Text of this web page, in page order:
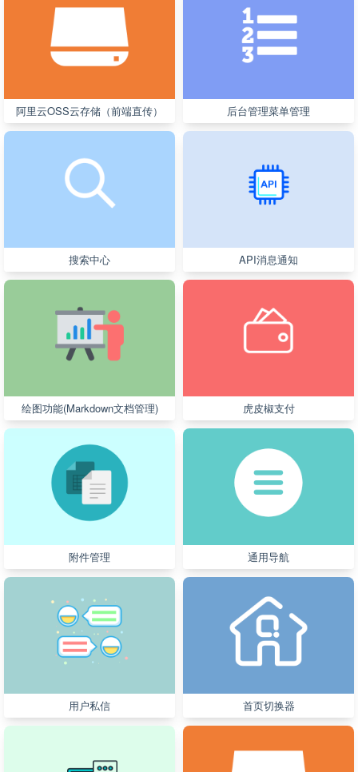
阿里云OSS云存储（前端直传） 后台管理菜单管理
搜索中心 API消息通知
绘图功能(Markdown文档管理) 虎皮椒支付
附件管理 通用导航
用户私信 首页切换器